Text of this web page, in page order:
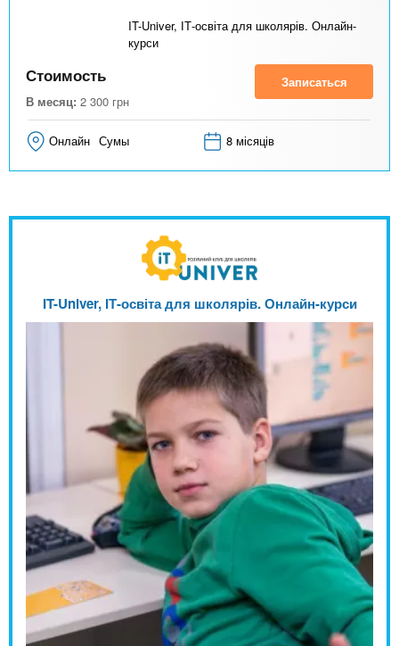
IT-Univer, ІТ-освіта для школярів. Онлайн-
курси
Стоимость
В месяц: 2 300 грн
Записаться
Онлайн Сумы 8 місяців
IT-Univer, ІТ-освіта для школярів. Онлайн-курси